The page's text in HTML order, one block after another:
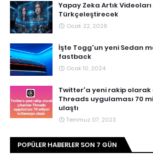
Yapay Zeka Artık Videoları
Türkçeleştirecek
Ocak 22, 2026
İşte Togg'un yeni Sedan
fastback
Ocak 10, 2024
Twitter'a yeni rakip olarak
Threads uygulaması 70
ulaştı
Temmuz 07, 2023
POPÜLER HABERLER SON 7 GÜN